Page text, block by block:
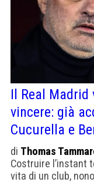
Il Real
vincere: già
Cucurella e
di Thomas
Costruire l’instant
vita di un club,